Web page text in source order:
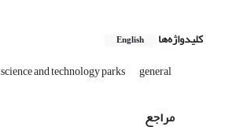
کلیدواژه‌ها English
science and technology parks general
مراجع